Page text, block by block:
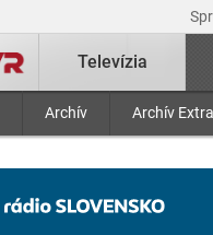
Televízia
Archív Archív Extra